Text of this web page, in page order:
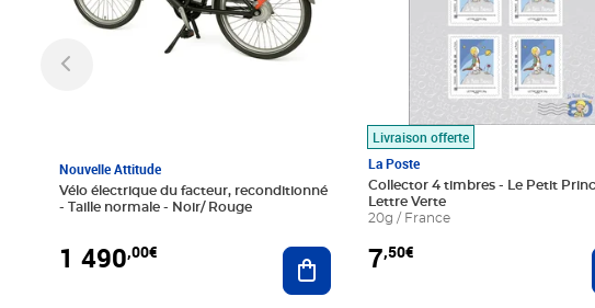
Nouvelle Attitude
Vélo électrique du facteur, reconditionné
- Taille normale - Noir/ Rouge
1 490,00€ Ajouter au panier
Livraison offerte
La Poste
Collector 4 timbres - Le Petit
Lettre Verte
20g / France
7,50€